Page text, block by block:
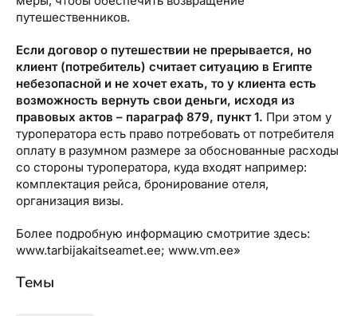
путешественников.
Если договор о путешествии не прерывается, но
клиент (потребитель) считает ситуацию в Египте
небезопасной и не хочет ехать, то у клиента есть
возможность вернуть свои деньги, исходя из
правовых актов – параграф 879, пункт 1. При этом у
туроператора есть право потребовать от потребителя
оплату в разумном размере за обоснованные расходы
со стороны туроператора, куда входят например:
комплектация рейса, бронирование отеля,
организация визы.
Более подробную информацию смотритие здесь:
www.tarbijakaitseamet.ee; www.vm.ee»
Темы